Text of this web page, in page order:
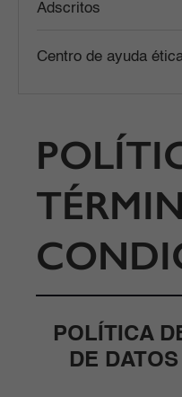
Adscritos
Centro de ayuda
POLÍTICA
DE